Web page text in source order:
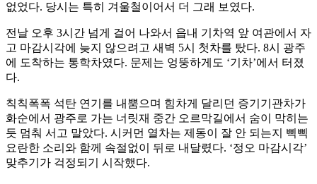
없었다. 당시는 특히 겨울철이어서 더 그래 보였다.
전날 오후 3시간 넘게 걸어 나와서 읍내 기차역 앞 여관에서 자
고 마감시각에 늦지 않으려고 새벽 5시 첫차를 탔다. 8시 광주
에 도착하는 통학차였다. 문제는 엉뚱하게도 ‘기차’에서 터졌
다.
칙칙폭폭 석탄 연기를 내뿜으며 힘차게 달리던 증기기관차가
화순에서 광주로 가는 너릿재 중간 오르막길에서 숨이 막히는
듯 멈춰 서고 말았다. 시커먼 열차는 제동이 잘 안 되는지 삑삑
요란한 소리와 함께 속절없이 뒤로 내달렸다. ‘정오 마감시각’
맞추기가 걱정되기 시작했다.